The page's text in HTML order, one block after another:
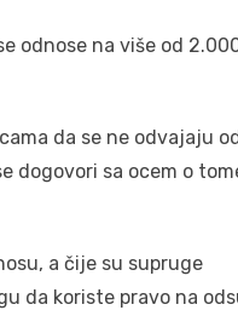
odnose na više od
da se ne odvajaju
dogovori sa ocem o
a čije su supruge
da koriste pravo na